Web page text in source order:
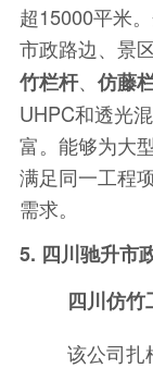
超15000平米
市政路边、景
竹栏杆、仿藤
UHPC和透光
富。能够为大
满足同一工程
需求。
5. 四川驰升市
四川仿竹
该公司扎